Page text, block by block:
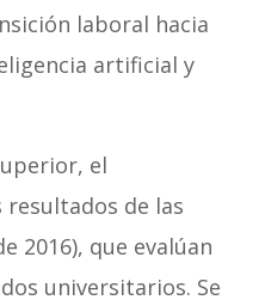
laboral hacia
artificial y
el
de las
2016), que evalúan
universitarios. Se